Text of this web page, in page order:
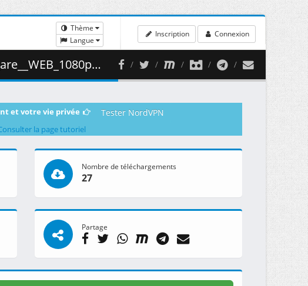
Thème
Langue
Inscription Connexion
( 488.99 MB )
et votre vie privée Tester NordVPN
la page tutoriel
Nombre de téléchargements
27
Partage